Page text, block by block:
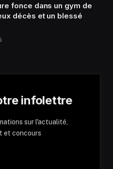
fonce dans un gym de
décès et un blessé
infolettre
sur l'actualité,
et concours